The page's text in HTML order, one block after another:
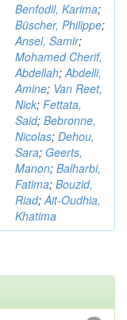
Benfodil, Karima;
Büscher, Philippe;
Ansel, Samir;
Mohamed Cherif,
Abdellah;Abdelli,
Amine; Van Reet,
Nick; Fettata,
Said; Bebronne,
Nicolas; Dehou,
Sara; Geerts,
Manon; Balharbi,
Fatima; Bouzid,
Riad;Ait-Oudhia,
Khatima